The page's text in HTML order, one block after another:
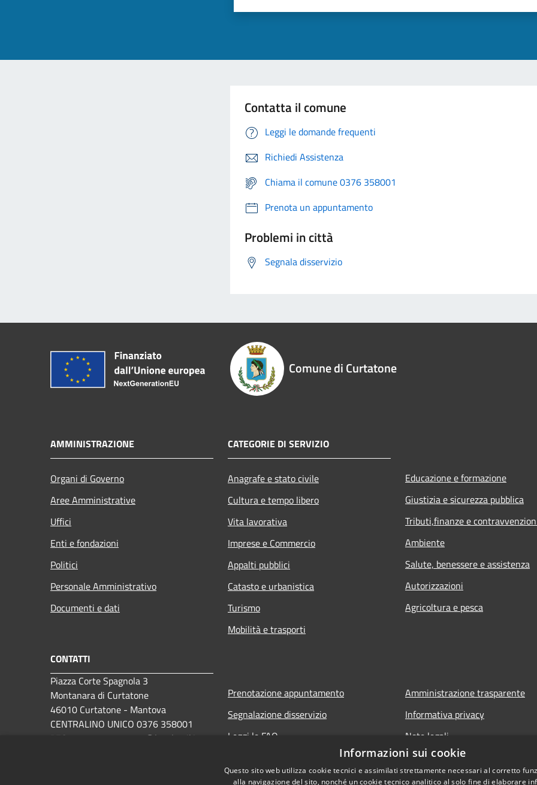
Contatta il comune
Leggi le domande frequenti
Richiedi Assistenza
Chiama il comune 0376 358001
Prenota un appuntamento
Problemi in città
Segnala disservizio
Comune di Curtatone
AMMINISTRAZIONE
Organi di Governo
Aree Amministrative
Uffici
Enti e fondazioni
Politici
Personale Amministrativo
Documenti e dati
CATEGORIE DI SERVIZIO
Anagrafe e stato civile
Cultura e tempo libero
Vita lavorativa
Imprese e Commercio
Appalti pubblici
Catasto e urbanistica
Turismo
Mobilità e trasporti
Educazione e formazione
Giustizia e sicurezza pubblica
Tributi,finanze e
Ambiente
Salute, benessere e assistenza
Autorizzazioni
Agricoltura e pesca
CONTATTI
Piazza Corte Spagnola 3
Montanara di Curtatone
46010 Curtatone - Mantova
CENTRALINO UNICO 0376 358001
PEC:
comune.curtatone@legalmail.it
Prenotazione appuntamento
Segnalazione disservizio
Leggi le FAQ
Amministrazione trasparente
Informativa privacy
Note legali
Dichiarazione di accessibilità
Meccanismo di Feedback
Informazioni sui cookie
Questo sito web utilizza cookie tecnici e assimilati strettamente necessari al corretto
alla navigazione del sito, nonché un cookie tecnico analitico al solo fine di elaborare